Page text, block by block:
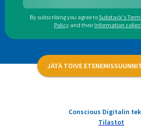
By subscribing you agree toSubstack's
Policy and their Information
JÄTÄ TOIVE
Conscious Digitalin
Tilastot